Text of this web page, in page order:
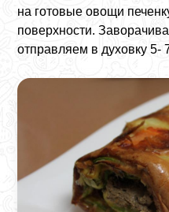
на готовые овощи
поверхности.
отправляем в духовку 5-